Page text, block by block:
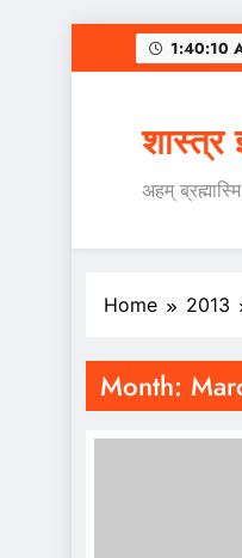
to
1:40:11
शास्त्र
अहम् ब्रह्मास्मि
Home 2013
Month: